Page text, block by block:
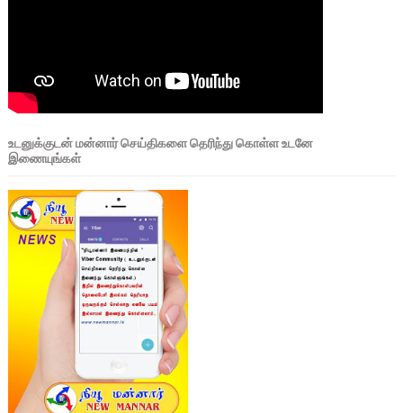
உடனுக்குடன் மன்னார் செய்திகளை தெரிந்து கொள்ள உடனே
இணையுங்கள்